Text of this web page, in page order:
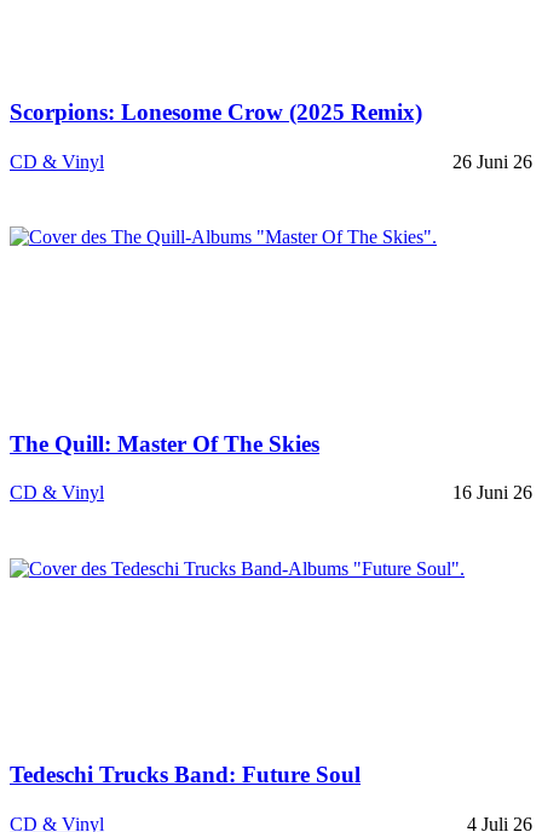
Scorpions: Lonesome Crow (2025 Remix)
CD & Vinyl 26 Juni 26
The Quill: Master Of The Skies
CD & Vinyl 16 Juni 26
Tedeschi Trucks Band: Future Soul
CD & Vinyl 4 Juli 26